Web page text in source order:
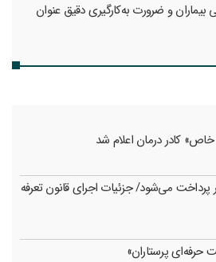
و ضرورت به‌کارگیری دقیق عنوان
کادر درمان اعلام شد
با 6 ماه تاخیر پرداخت می‌شود/ جزئیات اجرای قانون تعرفه
حرفه‌ای پرستاران»